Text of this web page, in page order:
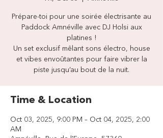
Prépare-toi pour une soirée électrisante au
Paddock Amnéville avec DJ Holsi aux
platines !
Un set exclusif mêlant sons électro, house
et vibes envoûtantes pour faire vibrer la
piste jusqu’au bout de la nuit.
Time & Location
Oct 03, 2025, 9:00 PM – Oct 04, 2025, 2:00
AM